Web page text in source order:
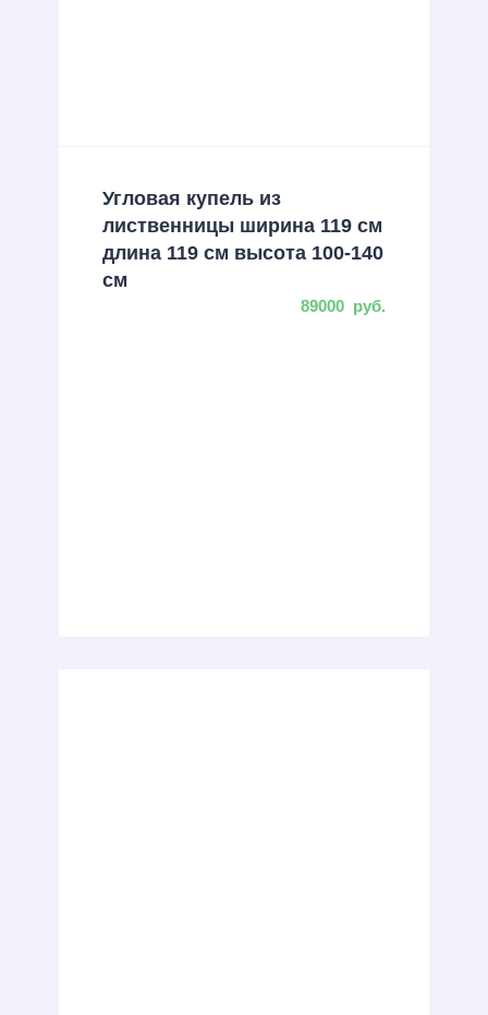
Угловая купель из
лиственницы ширина 119 см
длина 119 см высота 100-140
см
89000 руб.